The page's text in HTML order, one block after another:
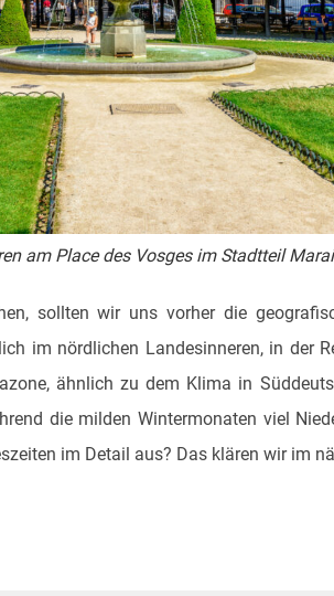
am Place des Vosges im Stadtteil
sollten wir uns vorher die
im nördlichen Landesinneren, in der
ähnlich zu dem Klima in
die milden Wintermonaten viel
im Detail aus? Das klären wir im